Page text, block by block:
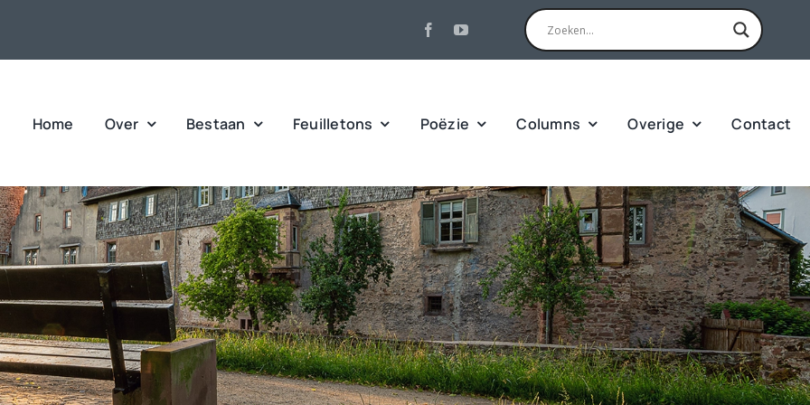
Home Over Bestaan Feuilletons Poëzie Columns Overige Contact